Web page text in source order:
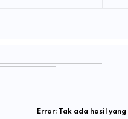
Error: Tak ada hasil